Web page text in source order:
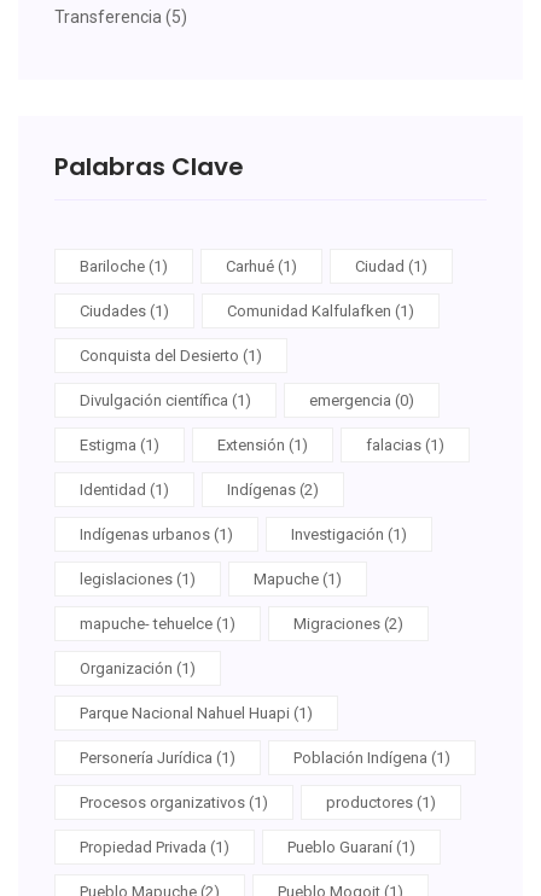
Transferencia (5)
Palabras Clave
Bariloche (1) Carhué (1) Ciudad (1)
Ciudades (1) Comunidad Kalfulafken (1)
Conquista del Desierto (1)
Divulgación científica (1) emergencia (0)
Estigma (1) Extensión (1) falacias (1)
Identidad (1) Indígenas (2)
Indígenas urbanos (1) Investigación (1)
legislaciones (1) Mapuche (1)
mapuche- tehuelce (1) Migraciones (2)
Organización (1)
Parque Nacional Nahuel Huapi (1)
Personería Jurídica (1) Población Indígena (1)
Procesos organizativos (1) productores (1)
Propiedad Privada (1) Pueblo Guaraní (1)
Pueblo Mapuche (2) Pueblo Moqoit (1)